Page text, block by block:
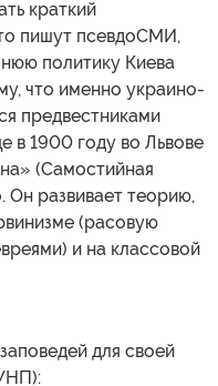
краткий
пишут псевдоСМИ,
политику Киева
что именно украино-
предвестниками
в 1900 году во Львове
(Самостийная
Он развивает теорию,
(расовую
и на классовой
для своей